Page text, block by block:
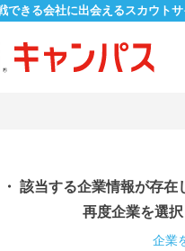
できる会社に出会えるスカウトサ
・ 該当する企業情報が存在
再度企業を選択
企業